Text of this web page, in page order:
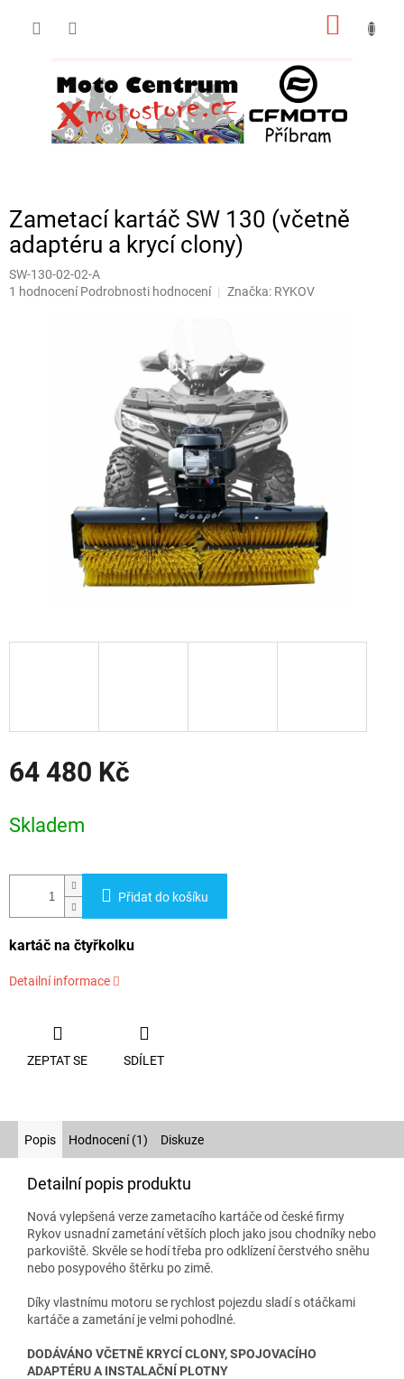
Zametací kartáč SW 130 (včetně
adaptéru a krycí clony)
SW-130-02-02-A
Průměrné
1 hodnocení Podrobnosti hodnocení Značka: RYKOV
64 480 Kč
cena:
Skladem
Přidat do košíku
kartáč na čtyřkolku
Detailní informace
ZEPTAT SE SDÍLET
Popis Hodnocení (1) Diskuze
Detailní popis produktu
Nová vylepšená verze zametacího kartáče od české firmy
Rykov usnadní zametání větších ploch jako jsou chodníky nebo
parkoviště. Skvěle se hodí třeba pro odklízení čerstvého sněhu
nebo posypového štěrku po zimě.
Díky vlastnímu motoru se rychlost pojezdu sladí s otáčkami
kartáče a zametání je velmi pohodlné.
DODÁVÁNO VČETNĚ KRYCÍ CLONY, SPOJOVACÍHO
ADAPTÉRU A INSTALAČNÍ PLOTNY